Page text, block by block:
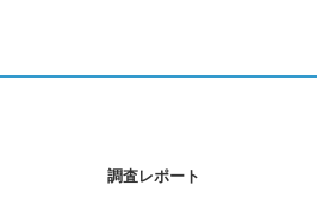
調査レポート